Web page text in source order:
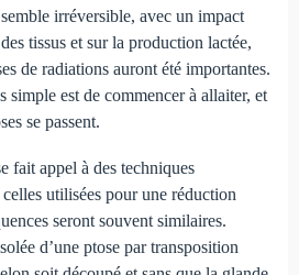
irréversible, avec un impact
tissus et sur la production lactée,
de radiations auront été importantes.
simple est de commencer à allaiter, et
se passent.
fait appel à des techniques
utilisées pour une réduction
seront souvent similaires.
d’une ptose par transposition